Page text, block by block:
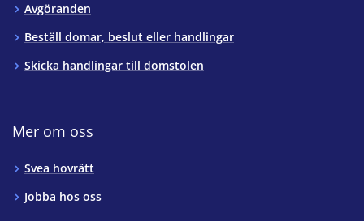
Avgöranden
Beställ domar, beslut eller handlingar
Skicka handlingar till domstolen
Mer om oss
Svea hovrätt
Jobba hos oss